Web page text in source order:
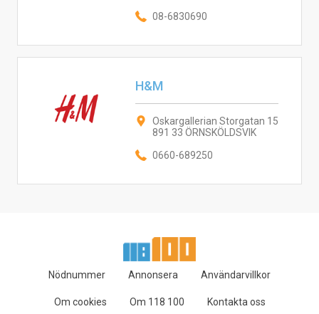
08-6830690
H&M
Oskargallerian Storgatan 15
891 33 ÖRNSKÖLDSVIK
0660-689250
Nödnummer Annonsera Användarvillkor
Om cookies Om 118 100 Kontakta oss